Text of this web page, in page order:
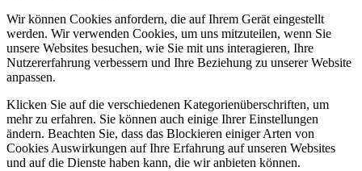
Wir können Cookies anfordern, die auf Ihrem Gerät eingestellt
werden. Wir verwenden Cookies, um uns mitzuteilen, wenn Sie
unsere Websites besuchen, wie Sie mit uns interagieren, Ihre
Nutzererfahrung verbessern und Ihre Beziehung zu unserer Website
anpassen.
Klicken Sie auf die verschiedenen Kategorienüberschriften, um
mehr zu erfahren. Sie können auch einige Ihrer Einstellungen
ändern. Beachten Sie, dass das Blockieren einiger Arten von
Cookies Auswirkungen auf Ihre Erfahrung auf unseren Websites
und auf die Dienste haben kann, die wir anbieten können.